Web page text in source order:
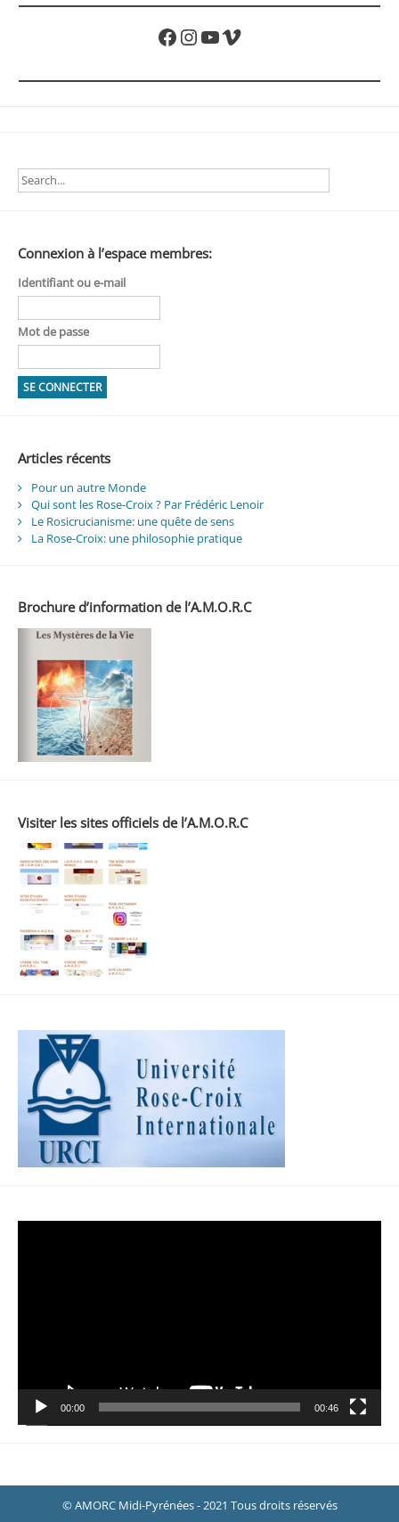
Facebook
Instagram
YouTube
Vimeo
Connexion à l’espace membres:
Identifiant ou e-mail
Mot de passe
Articles récents
Pour un autre Monde
Qui sont les Rose-Croix ? Par Frédéric Lenoir
Le Rosicrucianisme: une quête de sens
La Rose-Croix: une philosophie pratique
Brochure d’information de l’A.M.O.R.C
Visiter les sites officiels de l’A.M.O.R.C
00:00 00:46
© AMORC Midi-Pyrénées - 2021 Tous droits réservés